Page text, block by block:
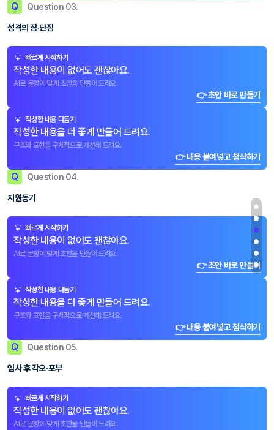
Q Question 03.
성격의 장·단점
빠르게 시작하기
작성한 내용이 없어도 괜찮아요.
AI로 문항에 맞게 초안을 만들어 드려요.
👉 초안 바로 만들기
작성한 내용 다듬기
작성한 내용을 더 좋게 만들어 드려요.
구조와 표현을 구체적으로 개선해 드려요.
👉 내용 붙여넣고 첨삭하기
Q Question 04.
지원동기
빠르게 시작하기
작성한 내용이 없어도 괜찮아요.
AI로 문항에 맞게 초안을 만들어 드려요.
👉 초안 바로 만들기
작성한 내용 다듬기
작성한 내용을 더 좋게 만들어 드려요.
구조와 표현을 구체적으로 개선해 드려요.
👉 내용 붙여넣고 첨삭하기
Q Question 05.
입사 후 각오·포부
빠르게 시작하기
작성한 내용이 없어도 괜찮아요.
AI로 문항에 맞게 초안을 만들어 드려요.